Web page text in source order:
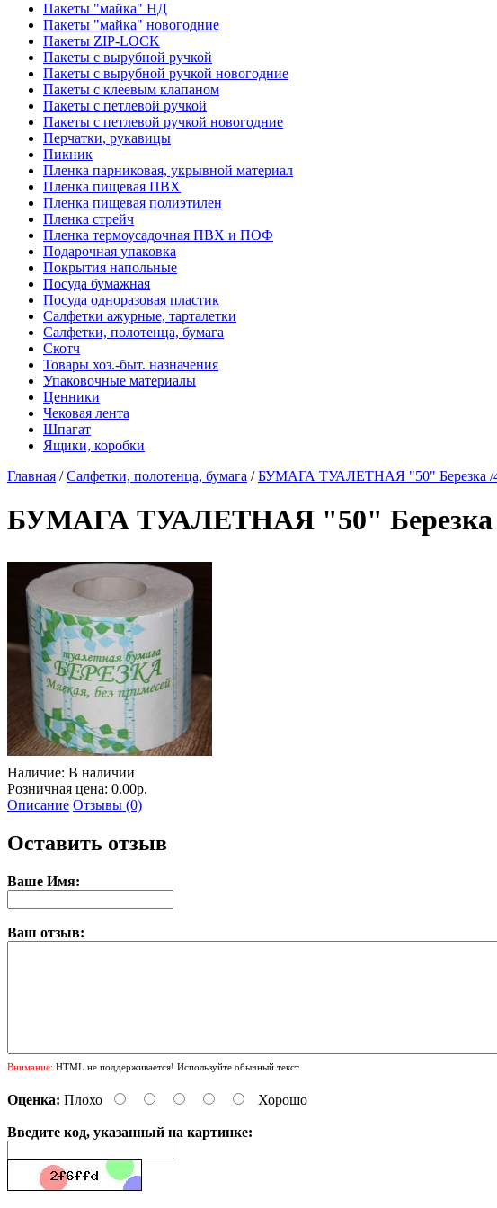
Пакеты "майка" НД
Пакеты "майка" новогодние
Пакеты ZIP-LOCK
Пакеты с вырубной ручкой
Пакеты с вырубной ручкой новогодние
Пакеты с клеевым клапаном
Пакеты с петлевой ручкой
Пакеты с петлевой ручкой новогодние
Перчатки, рукавицы
Пикник
Пленка парниковая, укрывной материал
Пленка пищевая ПВХ
Пленка пищевая полиэтилен
Пленка стрейч
Пленка термоусадочная ПВХ и ПОФ
Подарочная упаковка
Покрытия напольные
Посуда бумажная
Посуда одноразовая пластик
Салфетки ажурные, тарталетки
Салфетки, полотенца, бумага
Скотч
Товары хоз.-быт. назначения
Упаковочные материалы
Ценники
Чековая лента
Шпагат
Ящики, коробки
Главная /Салфетки, полотенца, бумага /БУМАГА ТУАЛЕТНАЯ "50" Березка /
БУМАГА ТУАЛЕТНАЯ "50" Березка
Наличие: В наличии
Розничная цена: 0.00р.
Описание Отзывы (0)
Оставить отзыв
Ваше Имя:
Ваш отзыв:
Внимание: HTML не поддерживается! Используйте обычный текст.
Оценка: Плохо Хорошо
Введите код, указанный на картинке: